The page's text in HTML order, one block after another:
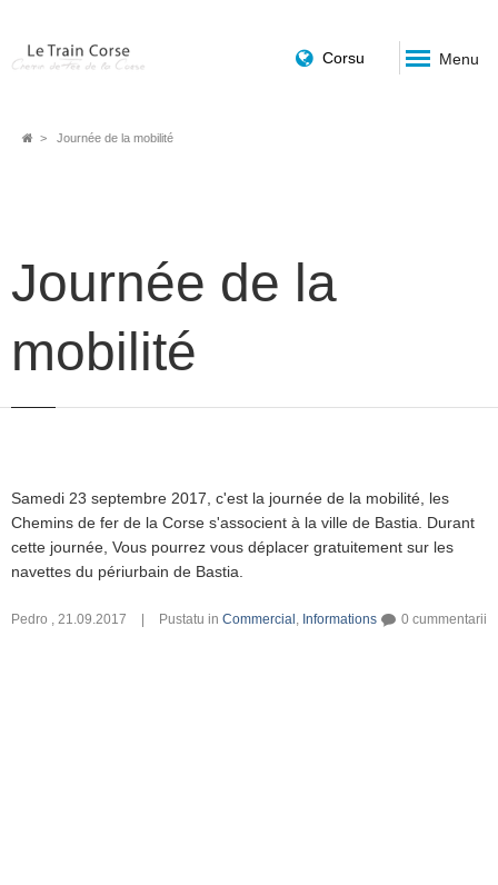
Corsu Menu
FilJournée de la mobilité
Journée de la
mobilité
Samedi 23 septembre 2017, c'est la journée de la mobilité, les
Chemins de fer de la Corse s'associent à la ville de Bastia. Durant
cette journée, Vous pourrez vous déplacer gratuitement sur les
navettes du périurbain de Bastia.
Pedro , 21.09.2017 Pustatu in Commercial , Informations 0 cummentarii